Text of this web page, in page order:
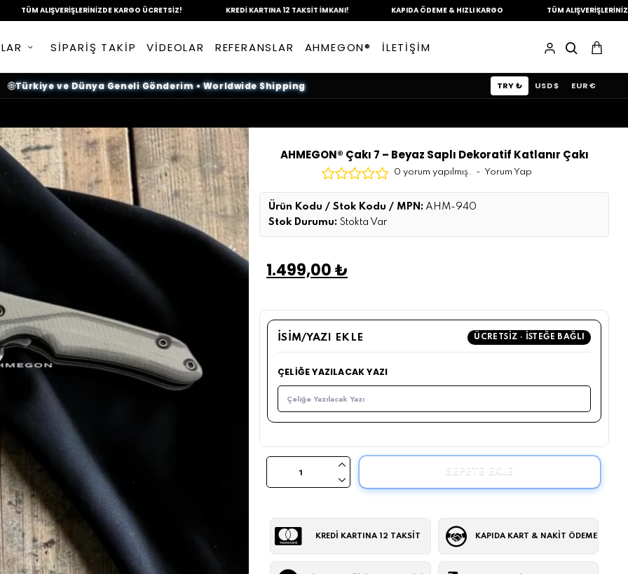
KARGO ÜCRETSİZ! KREDİ KARTINA12 TAKSİT İMKANI! KAPIDA ÖDEME &HIZLI KARGO TÜM ALIŞVERİŞLERİNİZDEKARGO
SİPARİŞ TAKİP VİDEOLAR REFERANSLAR AHMEGON® İLETİŞİM
🌐Türkiye ve Dünya Geneli Gönderim•Worldwide Shipping TRY ₺ USD $ EUR €
AHMEGON® Çakı 7 – Beyaz Saplı Dekoratif Katlanır Çakı
0 yorum yapılmış. - Yorum Yap
Ürün Kodu / Stok Kodu / MPN: AHM-940
Stok Durumu: Stokta Var
1.499,00 ₺
İSIM/YAZI EKLE ÜCRETSIZ · İSTEĞE BAĞLI
ÇELIĞE YAZILACAK YAZI
SEPETE EKLE
KREDİ KARTINA 12 TAKSİT KAPIDA KART & NAKİT ÖDEME